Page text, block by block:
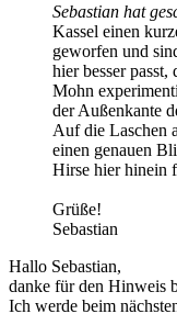
Sebastian hat
Kassel einen
geworfen und
hier besser passt,
Mohn
der Außenkante
Auf die Laschen
einen genauen
Hirse hier hinein
Grüße!
Sebastian
Hallo Sebastian,
danke für den Hinweis
Ich werde beim